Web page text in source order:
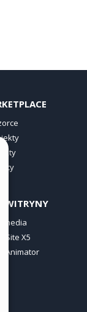
WITRYNY
X5